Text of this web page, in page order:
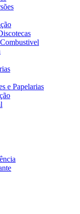
e Papelarias